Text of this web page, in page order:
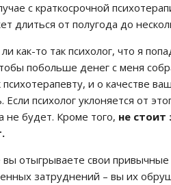
с краткосрочной
длиться от полугода до
как-то так психолог, что я
побольше денег с меня
и о качестве
Если психолог уклоняется от
не будет. Кроме того, не стоит
отыгрываете свои
затруднений – вы их